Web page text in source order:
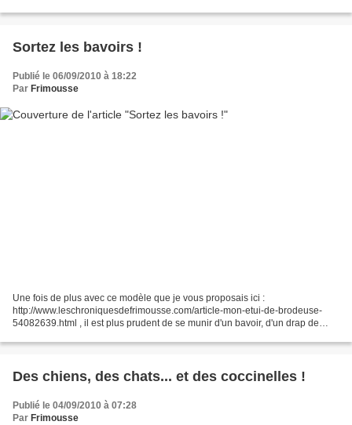
Sortez les bavoirs !
Publié le 06/09/2010 à 18:22
Par Frimousse
Une fois de plus avec ce modèle que je vous proposais ici :
http://www.leschroniquesdefrimousse.com/article-mon-etui-de-brodeuse-
54082639.html , il est plus prudent de se munir d'un bavoir, d'un drap de
Des chiens, des chats... et des coccinelles !
Publié le 04/09/2010 à 07:28
Par Frimousse